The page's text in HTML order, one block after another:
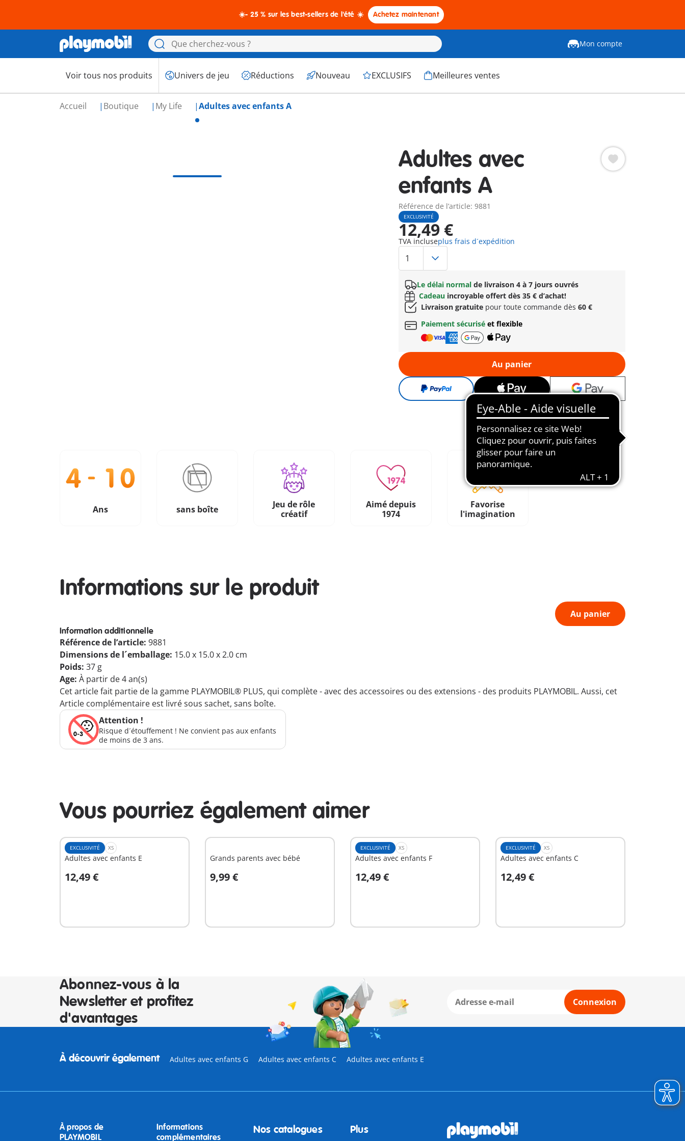
☀️- 25 % sur les best-sellers de l'été ☀️ Achetez maintenant
Mon compte
Voir tous nos produits Univers de jeu Réductions Nouveau EXCLUSIFS Meilleures ventes
Accueil Boutique My Life Adultes avec enfants A
Adultes avec
enfants A
Référence de l’article: 9881
EXCLUSIVITÉ
12,49 €
TVA incluseplus frais d´expédition
Le délai normalde livraison 4 à 7 jours ouvrés
Cadeauincroyable offert dès 35 € d’achat!
Livraison gratuite pour toute commande dès 60 €
Paiement sécurisé et flexible
Au panier
Ans sans boîte
Jeu de rôle
créatif
Aimé depuis
1974
Favorise
l'imagination
Informations sur le produit
Au panier
Information additionnelle
Référence de l’article: 9881
Dimensions de l´emballage: 15.0 x 15.0 x 2.0 cm
Poids: 37 g
Age: À partir de 4 an(s)
Cet article fait partie de la gamme PLAYMOBIL® PLUS, qui complète - avec des accessoires ou des extensions - des produits PLAYMOBIL. Aussi, cet
Article complémentaire est livré sous sachet, sans boîte.
Attention !
Risque d´étouffement ! Ne convient pas aux enfants
de moins de 3 ans.
Vous pourriez également aimer
EXCLUSIVITÉ XS
Adultes avec enfants E
12,49 €
Au panier
Grands parents avec bébé
9,99 €
Au panier
EXCLUSIVITÉ XS
Adultes avec enfants F
12,49 €
Au panier
EXCLUSIVITÉ XS
Adultes avec enfants C
12,49 €
Au panier
Abonnez-vous à la
Newsletter et profitez
d'avantages
Connexion
À découvrir également Adultes avec enfants G Adultes avec enfants C Adultes avec enfants E
À propos de
PLAYMOBIL
Informations
complémentaires
Nos catalogues Plus